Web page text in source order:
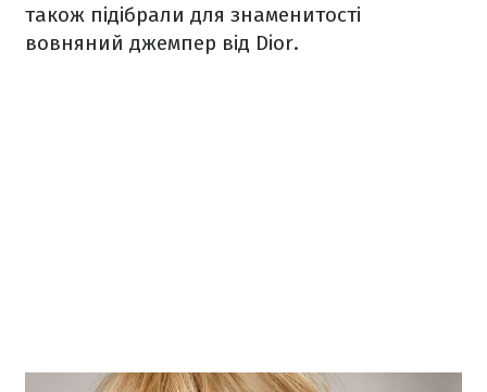
також підібрали для знаменитості
вовняний джемпер від Dior.